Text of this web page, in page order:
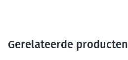
Gerelateerde producten